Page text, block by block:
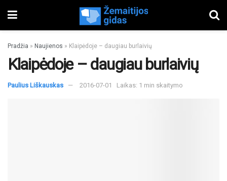
Pradžia » Naujienos » Klaipėdoje – daugiau burlaivių
Klaipėdoje – daugiau burlaivių
Paulius Liškauskas 2016-07-01 Laikas: 1 min skaitymo